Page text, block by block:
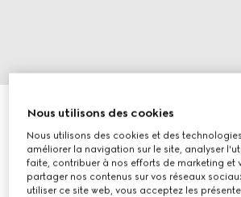
1/6
Baskets Gucci Ace avec bande Web
€ 595
Déclinaisonstoile GG Supreme noire
Nous utilisons des cookies
Nous utilisons des cookies et des
améliorer la navigation sur le site, analyser
faite, contribuer à nos efforts de marketing et
partager nos contenus sur vos réseaux
utiliser ce site web, vous acceptez les